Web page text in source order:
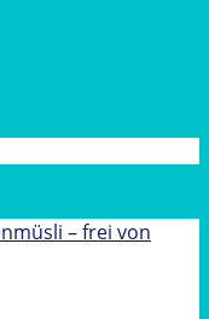
– frei von